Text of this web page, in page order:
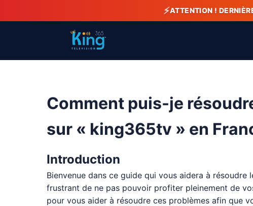
⚡ATTENTION !
Comment puis-je
sur « king365tv » en
Introduction
Bienvenue dans ce guide qui vous aidera à
frustrant de ne pas pouvoir profiter pleinement de
pour vous aider à résoudre ces problèmes afin que